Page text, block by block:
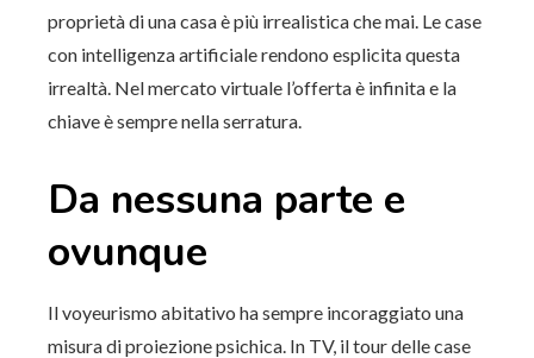
proprietà di una casa è più irrealistica che mai. Le case
con intelligenza artificiale rendono esplicita questa
irrealtà. Nel mercato virtuale l’offerta è infinita e la
chiave è sempre nella serratura.
Da nessuna parte e
ovunque
Il voyeurismo abitativo ha sempre incoraggiato una
misura di proiezione psichica. In TV, il tour delle case